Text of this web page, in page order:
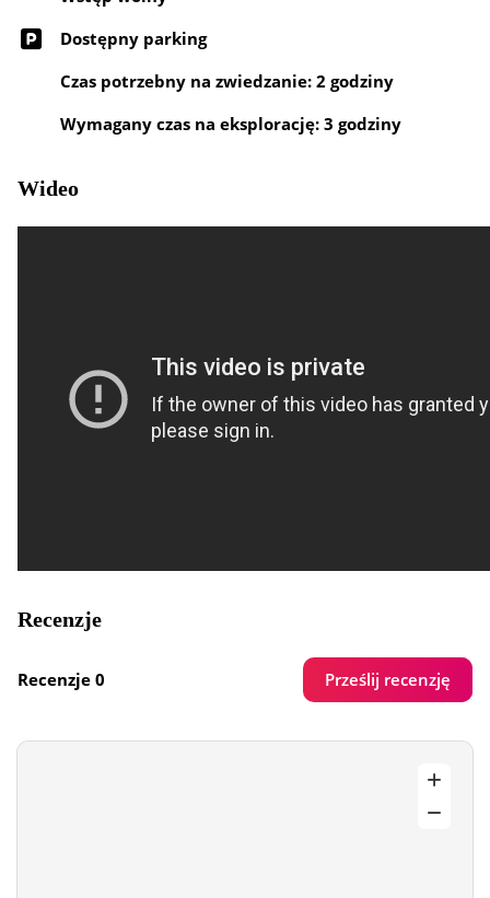
Dostępny parking
Czas potrzebny na zwiedzanie: 2 godziny
Wymagany czas na eksplorację: 3 godziny
Wideo
Recenzje
Recenzje 0 Prześlij recenzję